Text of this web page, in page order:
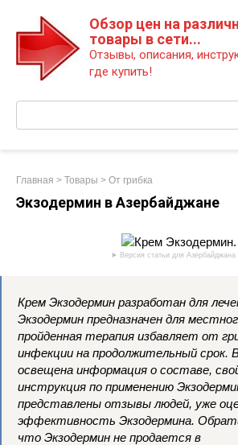
Обзор цен на
товары в сети...
Отзывы, описания,
где купить!
Главная > Товары > От грибка
Экзодермин в Азербайджане
Версия статьи для Азербайджана
Крем Экзодермин разработан для
Экзодермин предназначен для
пройденная терапия избавляет от
инфекции на продолжительный срок.
освещена информация о составе,
инструкция по применению
представлены отзывы людей, уже
эффективность Экзодермина.
что Экзодермин не продается в